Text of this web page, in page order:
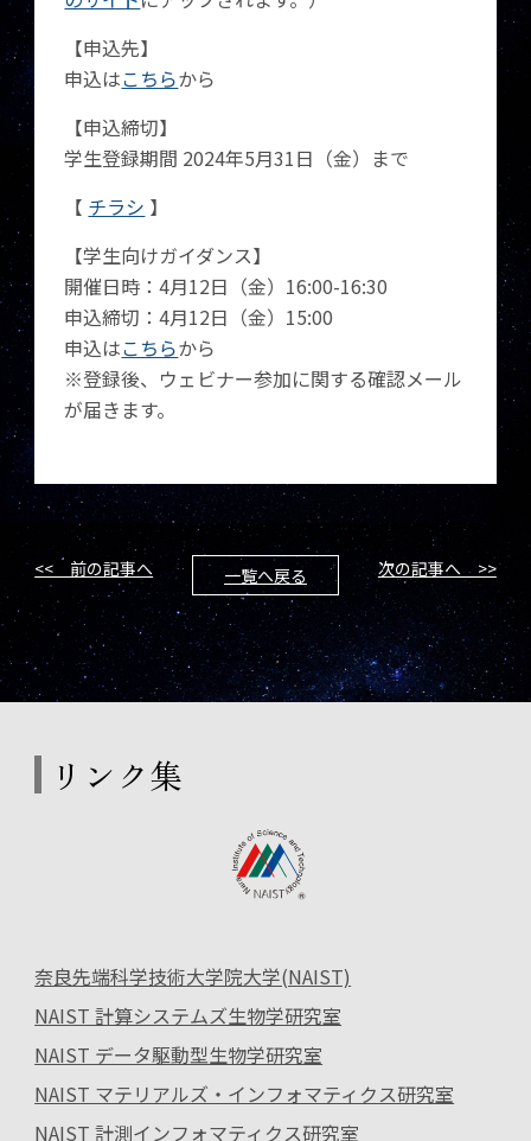
【申込先】
申込はこちらから
【申込締切】
学生登録期間 2024年5月31日（金）まで
【 チラシ 】
【学生向けガイダンス】
開催日時：4月12日（金）16:00-16:30
申込締切：4月12日（金）15:00
申込はこちらから
※登録後、ウェビナー参加に関する確認メール
が届きます。
<< 前の記事へ 一覧へ戻る 次の記事へ >>
リンク集
奈良先端科学技術大学院大学(NAIST)
NAIST 計算システムズ生物学研究室
NAIST データ駆動型生物学研究室
NAIST マテリアルズ・インフォマティクス研究室
NAIST 計測インフォマティクス研究室